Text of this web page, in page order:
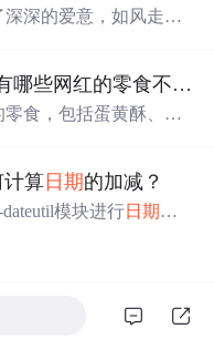
深的爱意，如风走过
华夫饼为什么不松软_你还有哪些网红的零食不知道，这几款好
食，包括蛋黄酥、华
计算 日期的加减？
模块进行日期 的